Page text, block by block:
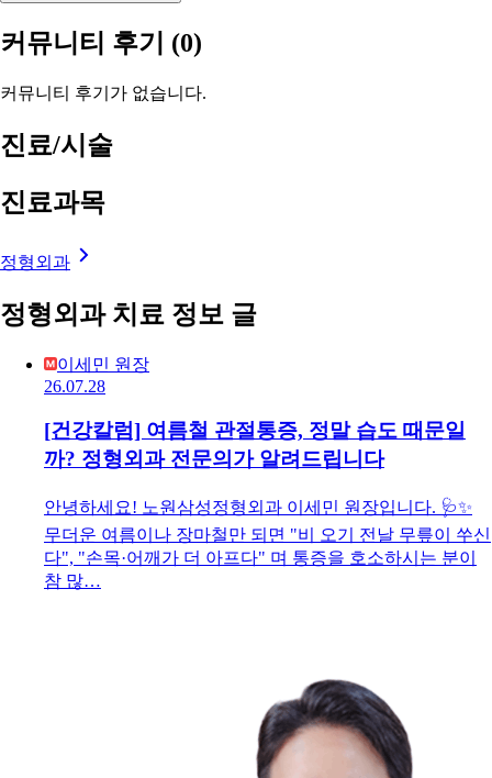
커뮤니티 후기 (0)
커뮤니티 후기가 없습니다.
진료/시술
진료과목
정형외과
정형외과 치료 정보 글
이세민 원장
26.07.28
[건강칼럼] 여름철 관절통증, 정말 습도 때문일
까? 정형외과 전문의가 알려드립니다
안녕하세요! 노원삼성정형외과 이세민 원장입니다. 🩺✨
무더운 여름이나 장마철만 되면 "비 오기 전날 무릎이 쑤신
다", "손목·어깨가 더 아프다" 며 통증을 호소하시는 분이
참 많…